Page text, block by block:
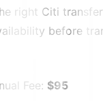
right Citi
before
Fee: $95